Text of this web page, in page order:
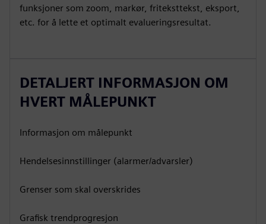
funksjoner som zoom, markør, friteksttekst, eksport,
etc. for å lette et optimalt evalueringsresultat.
DETALJERT INFORMASJON OM
HVERT MÅLEPUNKT
Informasjon om målepunkt
Hendelsesinnstillinger (alarmer/advarsler)
Grenser som skal overskrides
Grafisk trendprogresjon